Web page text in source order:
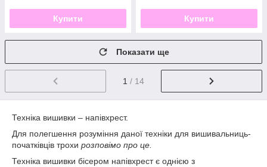
Купити Купити
Показати ще
1 / 14
Техніка вишивки – напівхрест.
Для полегшення розуміння даної техніки для вишивальниць-
початківців трохи розповімо про це.
Техніка вишивки бісером напівхрест є однією з